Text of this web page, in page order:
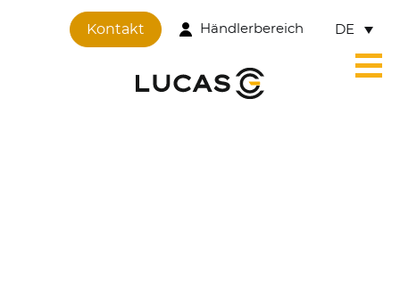
Kontakt Händlerbereich DE